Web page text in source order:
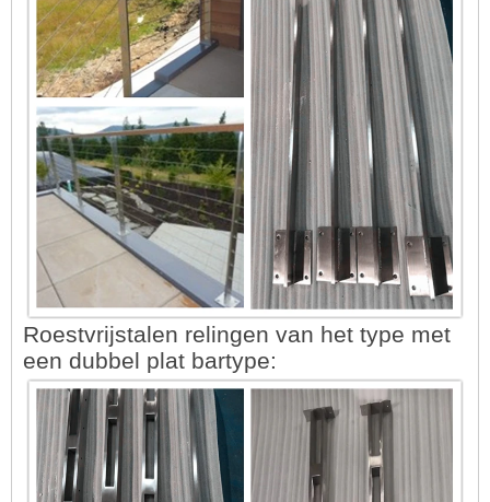
Roestvrijstalen relingen van het type met
een dubbel plat bartype: